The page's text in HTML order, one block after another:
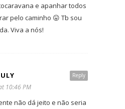
e apanhar todos
pelo caminho 😛 Tb sou
Viva a nós!
Reply
10:46 PM
não dá jeito e não seria